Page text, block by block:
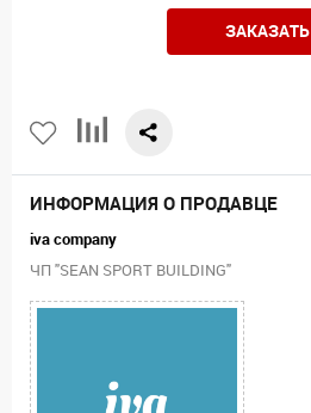
ЗАКАЗАТЬ
ИНФОРМАЦИЯ О ПРОДАВЦЕ
iva company
ЧП "SEAN SPORT BUILDING"